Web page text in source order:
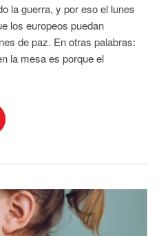
la guerra, y por eso el lunes
los europeos puedan
de paz. En otras palabras:
la mesa es porque el